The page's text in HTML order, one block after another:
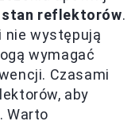
stan reflektorów.
nie występują
wymagać
Czasami
aby
Warto